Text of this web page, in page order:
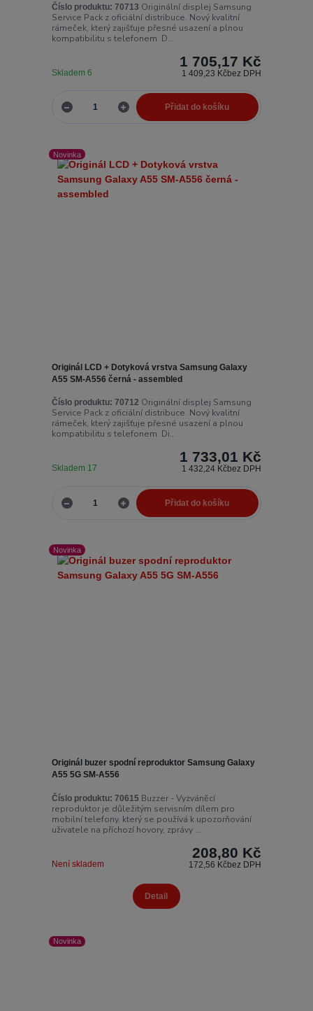
Číslo produktu: 70713 Originální displej Samsung
Service Pack z oficiální distribuce. Nový kvalitní
rámeček, který zajišťuje přesné usazení a plnou
kompatibilitu s telefonem. D...
1 705,17 Kč
1 409,23 Kčbez DPH
Skladem 6
Přidat do košíku
Novinka
Originál LCD + Dotyková vrstva Samsung Galaxy
A55 SM-A556 černá - assembled
Číslo produktu: 70712 Originální displej Samsung
Service Pack z oficiální distribuce. Nový kvalitní
rámeček, který zajišťuje přesné usazení a plnou
kompatibilitu s telefonem. Di...
1 733,01 Kč
1 432,24 Kčbez DPH
Skladem 17
Přidat do košíku
Novinka
Originál buzer spodní reproduktor Samsung Galaxy
A55 5G SM-A556
Číslo produktu: 70615 Buzzer - Vyzváněcí
reproduktor je důležitým servisním dílem pro
mobilní telefony, který se používá k upozorňování
uživatele na příchozí hovory, zprávy ...
208,80 Kč
172,56 Kčbez DPH
Není skladem
Detail
Novinka